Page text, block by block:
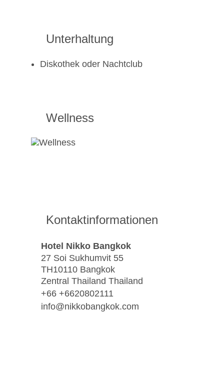
Unterhaltung
Diskothek oder Nachtclub
Wellness
Kontaktinformationen
Hotel Nikko Bangkok
27 Soi Sukhumvit 55
TH10110 Bangkok
Zentral Thailand Thailand
+66 +6620802111
info@nikkobangkok.com